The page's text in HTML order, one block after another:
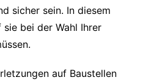
sicher sein. In diesem
bei der Wahl Ihrer
auf Baustellen